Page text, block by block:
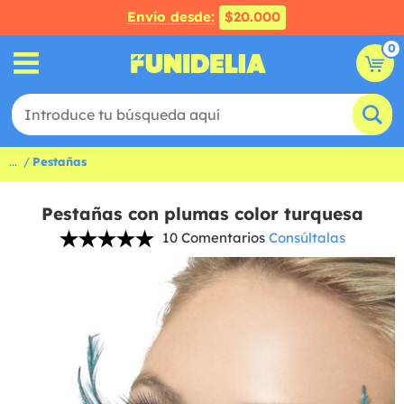
Envío desde: $20.000
0
... Pestañas
Pestañas con plumas color turquesa
10 Comentarios Consúltalas